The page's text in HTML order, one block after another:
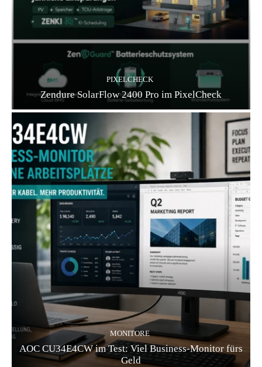
PIXELCHECK
Zendure SolarFlow 2400 Pro im PixelCheck
MONITORE
AOC CU34E4CW im Test: Viel Business-Monitor fürs
Geld